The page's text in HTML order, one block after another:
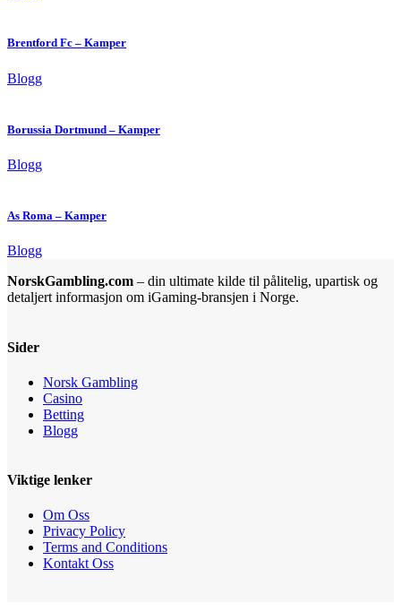
Brentford Fc – Kamper
Blogg
Borussia Dortmund – Kamper
Blogg
As Roma – Kamper
Blogg
NorskGambling.com – din ultimate kilde til pålitelig, upartisk og
detaljert informasjon om iGaming-bransjen i Norge.
Sider
Norsk Gambling
Casino
Betting
Blogg
Viktige lenker
Om Oss
Privacy Policy
Terms and Conditions
Kontakt Oss